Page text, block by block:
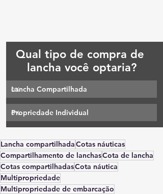
Qual tipo de compra de
lancha você optaria?
0%
Lancha Compartilhada
0%
Propriedade Individual
Lancha compartilhadaCotas náuticas
Compartilhamento de lanchasCota de lancha
Cotas compartilhadasCota náutica
Multipropriedade
Multipropriedade de embarcação